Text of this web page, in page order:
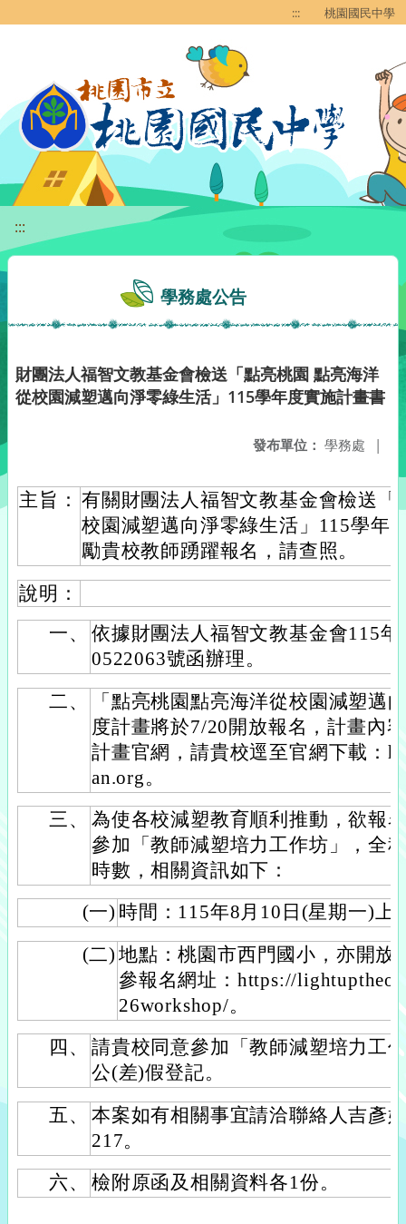
::: 桃園國民中學
:::
學務處公告
財團法人福智文教基金會檢送「點亮桃園 點亮海洋
從校園減塑邁向淨零綠生活」115學年度實施計畫書
發布單位： 學務處 |
主旨： 有關財團法人福智文教基金會檢送「
校園減塑邁向淨零綠生活」115學年
勵貴校教師踴躍報名，請查照。
說明：
一、
依據財團法人福智文教基金會115
0522063號函辦理。
二、
「點亮桃園點亮海洋從校園減塑邁
度計畫將於7/20開放報名，計畫內
計畫官網，請貴校逕至官網下載：
an.org。
三、
為使各校減塑教育順利推動，欲報
參加「教師減塑培力工作坊」，全
時數，相關資訊如下：
(一) 時間：115年8月10日(星期一)上
(二) 地點：桃園市西門國小，亦開放
參報名網址：https://
26workshop/。
四、
請貴校同意參加「教師減塑培力工
公(差)假登記。
五、
本案如有相關事宜請洽聯絡人吉彥
217。
六、
檢附原函及相關資料各1份。